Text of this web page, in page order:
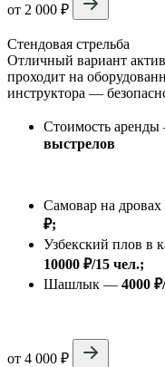
от 2 000 ₽
Стендовая стрельба
Отличный вариант
проходит на
инструктора —
Стоимость
выстрелов
Самовар на
₽;
Узбекский плов в
10000 ₽/15 чел.;
Шашлык — 4000
от 4 000 ₽